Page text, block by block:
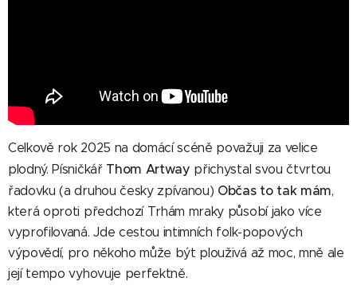
Celkově rok 2025 na domácí scéně považuji za velice
plodný. Písničkář Thom Artway přichystal svou čtvrtou
řadovku (a druhou česky zpívanou) Občas to tak mám,
která oproti předchozí Trhám mraky působí jako více
vyprofilovaná. Jde cestou intimních folk-popových
výpovědí, pro někoho může být plouživá až moc, mně ale
její tempo vyhovuje perfektně.